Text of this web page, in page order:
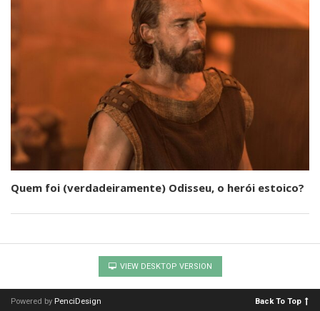
Quem foi (verdadeiramente) Odisseu, o herói estoico?
VIEW DESKTOP VERSION
Powered by PenciDesign Back To Top